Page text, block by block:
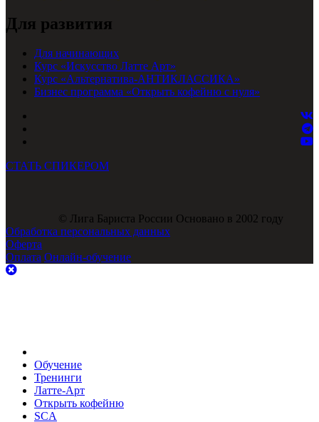
Для развития
Для начинающих
Курс «Искусство Латте Арт»
Курс «Альтернатива-АНТИКЛАССИКА»
Бизнес программа «Открыть кофейню с нуля»
СТАТЬ СПИКЕРОМ
© Лига Бариста России Основано в 2002 году
Обработка персональных данных
Оферта
Оплата Онлайн-обучение
Обучение
Тренинги
Латте-Арт
Открыть кофейню
SCA